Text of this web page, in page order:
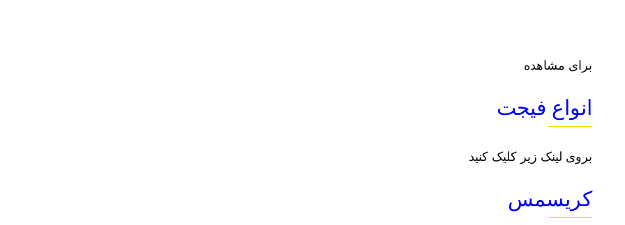
برای مشاهده
انواع فیجت
بروی لینک زیر کلیک کنید
کریسمس